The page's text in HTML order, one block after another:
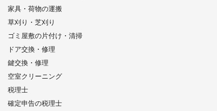
家具・荷物の運搬
草刈り・芝刈り
ゴミ屋敷の片付け・清掃
ドア交換・修理
鍵交換・修理
空室クリーニング
税理士
確定申告の税理士